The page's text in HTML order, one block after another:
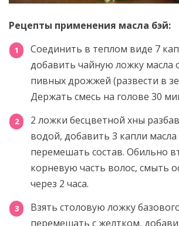
Рецепты применения масла бэй:
Соединить в теплом виде 7
добавить чайную ложку масла
пивных дрожжей (развести в
Держать смесь на голове 30
2 ложки бесцветной хны
водой, добавить 3 капли
перемешать состав. Обильно
корневую часть волос, смыть
через 2 часа.
Взять столовую ложку
перемешать с желтком,